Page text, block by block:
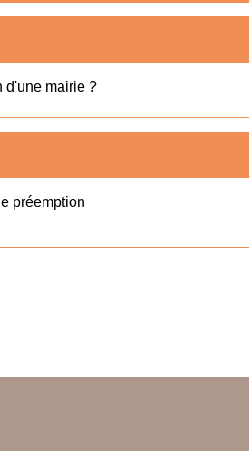
d'une mairie ?
préemption